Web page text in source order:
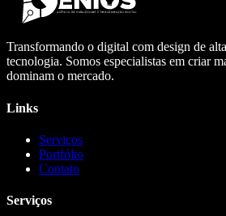
Transformando o digital com design de
tecnologia. Somos especialistas em criar
dominam o mercado.
Links
Serviços
Portfólio
Contato
Serviços